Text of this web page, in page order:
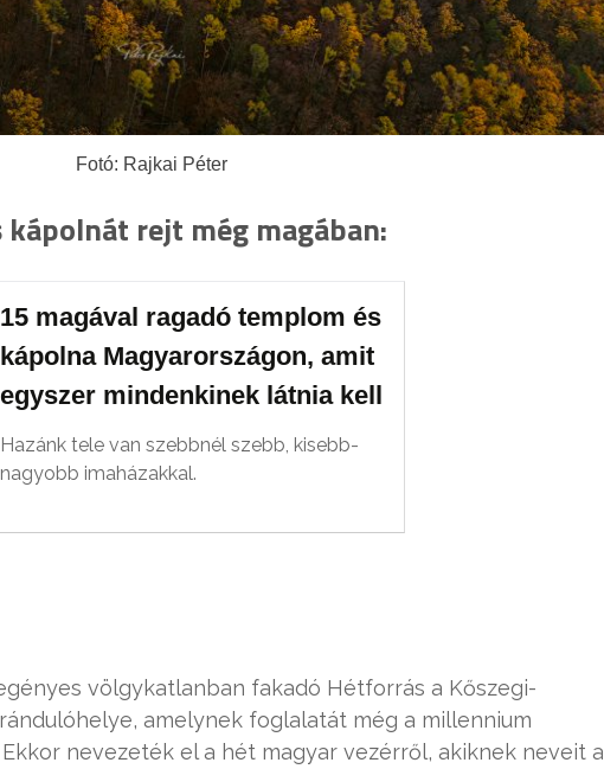
Fotó: Rajkai Péter
rejt még magában:
15 magával ragadó templom és
kápolna Magyarországon, amit
egyszer mindenkinek látnia kell
Hazánk tele van szebbnél szebb, kisebb-
nagyobb imaházakkal.
völgykatlanban fakadó Hétforrás a Kőszegi-
amelynek foglalatát még a millennium
nevezeték el a hét magyar vezérről, akiknek neveit a